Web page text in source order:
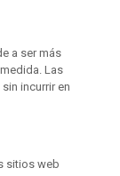
a ser más
Las
incurrir en
sitios web